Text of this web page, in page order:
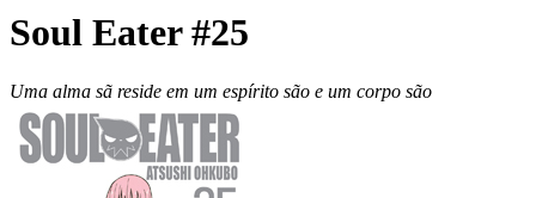
Soul Eater #25
Uma alma sã reside em um espírito são e um corpo são